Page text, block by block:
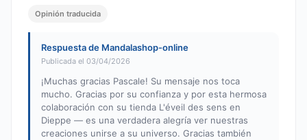
Opinión traducida
Respuesta de Mandalashop-online
Publicada el 03/04/2026
¡Muchas gracias Pascale! Su mensaje nos toca
mucho. Gracias por su confianza y por esta hermosa
colaboración con su tienda L'éveil des sens en
Dieppe — es una verdadera alegría ver nuestras
creaciones unirse a su universo. Gracias también